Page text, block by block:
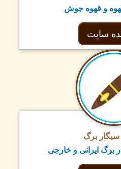
و قهوه جوش
برگ
ایرانی و خارجی